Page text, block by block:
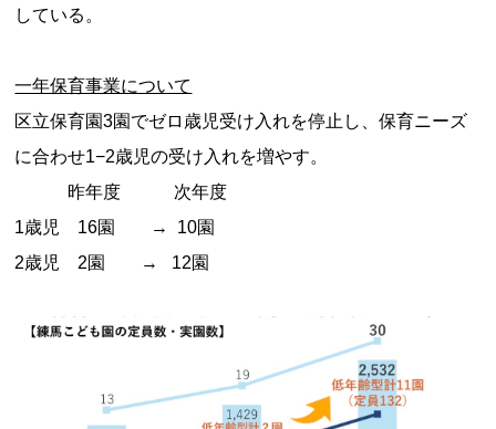
している。
一年保育事業について
区立保育園3園でゼロ歳児受け入れを停止し、保育ニーズ
に合わせ1−2歳児の受け入れを増やす。
昨年度 次年度
1歳児 16園 → 10園
2歳児 2園 → 12園